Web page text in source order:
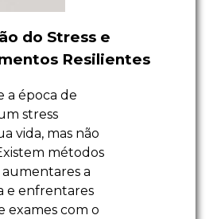
do Stress e
Resilientes
a época de
stress
vida, mas não
métodos
aumentares a
e enfrentares
exames com o